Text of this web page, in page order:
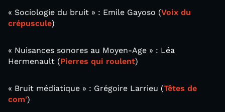
« Sociologie du bruit » : Emile Gayoso (Voix du
crépuscule)
« Nuisances sonores au Moyen-Age » : Léa
Hermenault (Pierres qui roulent)
« Bruit médiatique » : Grégoire Larrieu (Têtes de
com')